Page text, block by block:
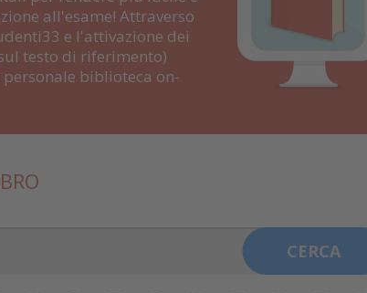
all'esame! Attraverso
e l'attivazione dei
testo di riferimento)
biblioteca on-